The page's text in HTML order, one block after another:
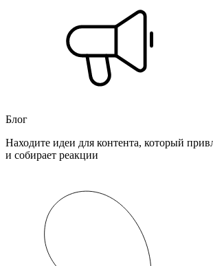
Блог
Находите идеи для контента, который
и собирает реакции